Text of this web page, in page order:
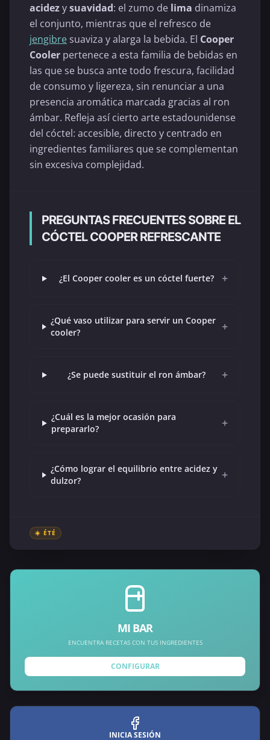
acidezysuavidad: el zumo de lima dinamiza
el conjunto, mientras que el refresco de
jengibre suaviza y alarga la bebida. El Cooper
Cooler pertenece a esta familia de bebidas en
las que se busca ante todo frescura, facilidad
de consumo y ligereza, sin renunciar a una
presencia aromática marcada gracias al ron
ámbar. Refleja así cierto arte estadounidense
del cóctel: accesible, directo y centrado en
ingredientes familiares que se complementan
sin excesiva complejidad.
PREGUNTAS FRECUENTES SOBRE EL
CÓCTEL COOPER REFRESCANTE
¿El Cooper cooler es un cóctel fuerte? +
¿Qué vaso utilizar para servir un Cooper
cooler?
+
¿Se puede sustituir el ron ámbar? +
¿Cuál es la mejor ocasión para
prepararlo?
+
¿Cómo lograr el equilibrio entre acidez y
dulzor?
+
☀️ ÉTÉ
MI BAR
ENCUENTRA RECETAS CON TUS INGREDIENTES
CONFIGURAR
INICIA SESIÓN